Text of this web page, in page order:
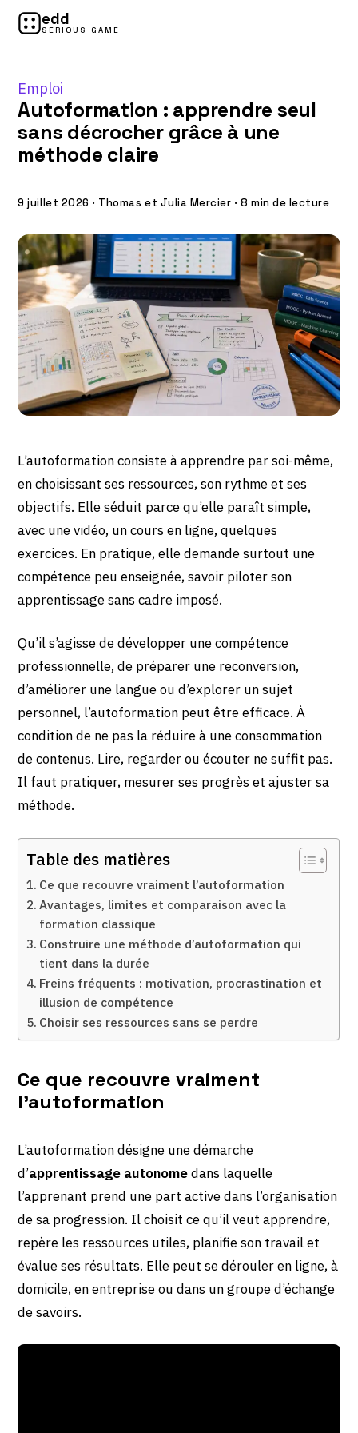
edd
SERIOUS GAME
Emploi
Autoformation : apprendre seul
sans décrocher grâce à une
méthode claire
9 juillet 2026 · Thomas et Julia Mercier · 8 min de lecture
L’autoformation consiste à apprendre par soi-même,
en choisissant ses ressources, son rythme et ses
objectifs. Elle séduit parce qu’elle paraît simple,
avec une vidéo, un cours en ligne, quelques
exercices. En pratique, elle demande surtout une
compétence peu enseignée, savoir piloter son
apprentissage sans cadre imposé.
Qu’il s’agisse de développer une compétence
professionnelle, de préparer une reconversion,
d’améliorer une langue ou d’explorer un sujet
personnel, l’autoformation peut être efficace. À
condition de ne pas la réduire à une consommation
de contenus. Lire, regarder ou écouter ne suffit pas.
Il faut pratiquer, mesurer ses progrès et ajuster sa
méthode.
Table des matières
Ce que recouvre vraiment l’autoformation
Avantages, limites et comparaison avec la
formation classique
Construire une méthode d’autoformation qui
tient dans la durée
Freins fréquents : motivation, procrastination et
illusion de compétence
Choisir ses ressources sans se perdre
Ce que recouvre vraiment
l’autoformation
L’autoformation désigne une démarche
d’apprentissage autonomedans laquelle
l’apprenant prend une part active dans l’organisation
de sa progression. Il choisit ce qu’il veut apprendre,
repère les ressources utiles, planifie son travail et
évalue ses résultats. Elle peut se dérouler en ligne, à
domicile, en entreprise ou dans un groupe d’échange
de savoirs.